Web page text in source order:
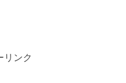
リンク